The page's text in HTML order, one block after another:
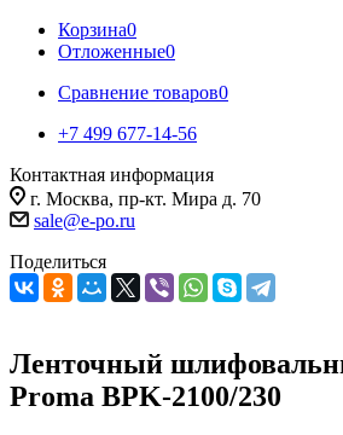
Корзина0
Отложенные0
Сравнение товаров0
+7 499 677-14-56
Контактная информация
г. Москва, пр-кт. Мира д. 70
sale@e-po.ru
Поделиться
Ленточный
Proma BPK-2100/230